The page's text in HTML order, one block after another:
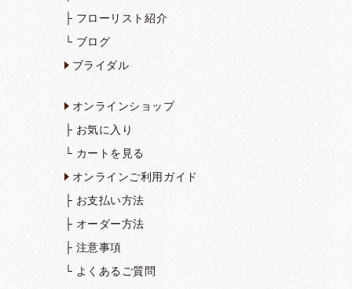
├ フローリスト紹介
└ ブログ
ブライダル
オンラインショップ
├ お気に入り
└ カートを見る
オンラインご利用ガイド
├ お支払い方法
├ オーダー方法
├ 注意事項
└ よくあるご質問